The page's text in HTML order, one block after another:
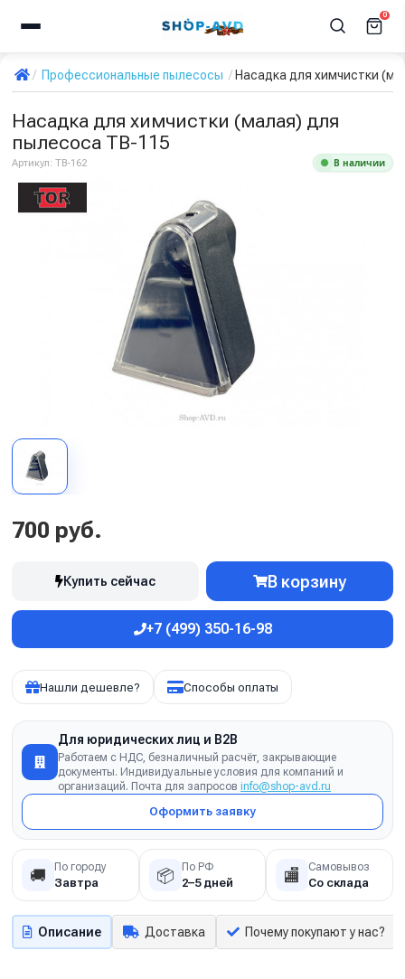
0
Профессиональные пылесосы Насадка для химчистки
Насадка для химчистки (малая) для
пылесоса TB-115
Артикул: TB-162 В наличии
700 руб.
Купить сейчас В корзину
+7 (499) 350-16-98
Нашли дешевле? Способы оплаты
Для юридических лиц и B2B
Работаем с НДС, безналичный расчёт, закрывающие
документы. Индивидуальные условия для компаний и
организаций. Почта для запросов info@shop-avd.ru
Оформить заявку
🚚 По городу
Завтра 📦 По РФ
2–5 дней 🏬 Самовывоз
Со склада
Описание Доставка Почему покупают у нас?